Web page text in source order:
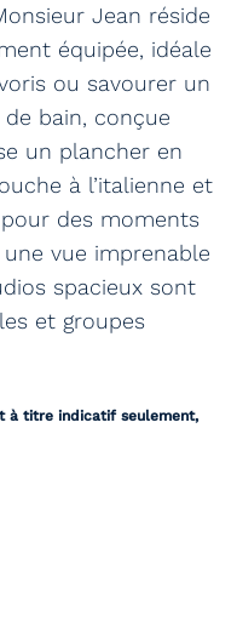
Jean réside
équipée, idéale
ou savourer un
bain, conçue
un plancher en
à l’italienne et
des moments
vue imprenable
spacieux sont
et groupes
à titre indicatif seulement,